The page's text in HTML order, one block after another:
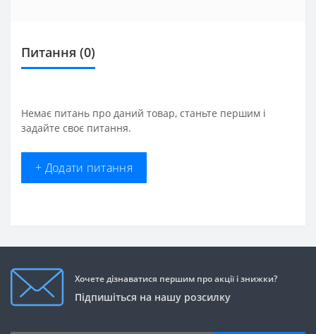
Питання (0)
Немає питань про даний товар, станьте першим і
задайте своє питання.
+ Додати питання
Хочете дізнаватися першим про акції і знижки?
Підпишіться на нашу розсилку